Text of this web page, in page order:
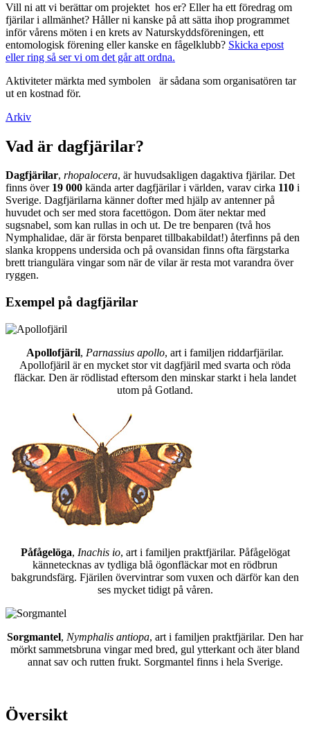
Vill ni att vi berättar om projektet hos er? Eller ha ett föredrag om
fjärilar i allmänhet? Håller ni kanske på att sätta ihop programmet
inför vårens möten i en krets av Naturskyddsföreningen, ett
entomologisk förening eller kanske en fågelklubb? Skicka epost
eller ring så ser vi om det går att ordna.
Aktiviteter märkta med symbolen
är sådana som organisatören tar
ut en kostnad för.
Arkiv
Vad är dagfjärilar?
Dagfjärilar, rhopalocera, är huvudsakligen dagaktiva fjärilar. Det
finns över 19 000 kända arter dagfjärilar i världen, varav cirka 110 i
Sverige. Dagfjärilarna känner dofter med hjälp av antenner på
huvudet och ser med stora facettögon. Dom äter nektar med
sugsnabel, som kan rullas in och ut. De tre benparen (två hos
Nymphalidae, där är första benparet tillbakabildat!) återfinns på den
slanka kroppens undersida och på ovansidan finns ofta färgstarka
brett triangulära vingar som när de vilar är resta mot varandra över
ryggen.
Exempel på dagfjärilar
Apollofjäril, Parnassius apollo, art i familjen riddarfjärilar.
Apollofjäril är en mycket stor vit dagfjäril med svarta och röda
fläckar. Den är rödlistad eftersom den minskar starkt i hela landet
utom på Gotland.
Påfågelöga, Inachis io, art i familjen praktfjärilar. Påfågelögat
kännetecknas av tydliga blå ögonfläckar mot en rödbrun
bakgrundsfärg. Fjärilen övervintrar som vuxen och därför kan den
ses mycket tidigt på våren.
Sorgmantel, Nymphalis antiopa, art i familjen praktfjärilar. Den har
mörkt sammetsbruna vingar med bred, gul ytterkant och äter bland
annat sav och rutten frukt. Sorgmantel finns i hela Sverige.
Översikt